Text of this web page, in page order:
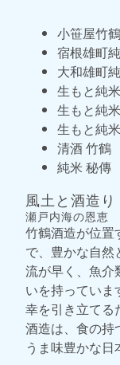
小笹屋竹鶴
宿根雄町
大和雄町
生もと純
生もと純
生もと純
清酒 竹鶴
純米 秘傳
風土と酒造り
瀬戸内海の恩恵
竹鶴酒造が位置
で、豊かな自然
流が早く、魚介
いを持ってい
幸を引き立てる
酒造は、食の持
うま味豊かな日